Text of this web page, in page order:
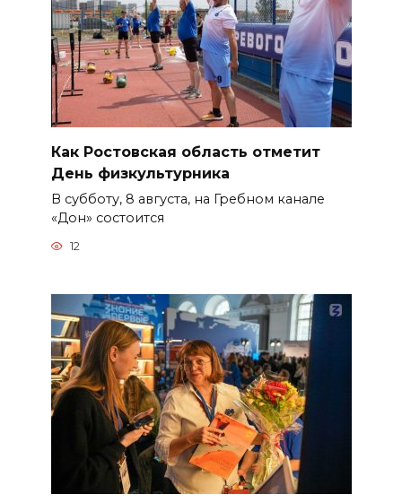
Как Ростовская область отметит
День физкультурника
В субботу, 8 августа, на Гребном канале
«Дон» состоится
12